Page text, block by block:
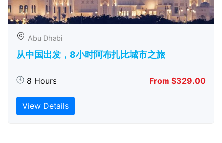
Abu Dhabi
从中国出发，8小时阿布扎比城市之旅
8 Hours From $329.00
View Details